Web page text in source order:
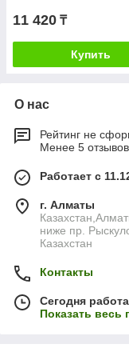
11 420 ₸
Купить
О нас
Рейтинг не
Менее 5
Работает с
г. Алматы
ниже пр.
Казахстан
Контакты
Сегодня
Показать весь